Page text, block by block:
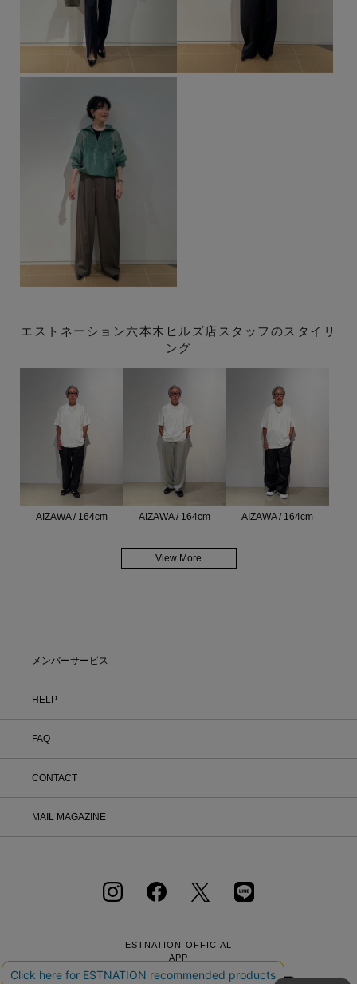
エストネーション六本木ヒルズ店スタッフのスタイリ
ング
AIZAWA / 164cm AIZAWA / 164cm AIZAWA / 164cm
View More
メンバーサービス
HELP
FAQ
CONTACT
MAIL MAGAZINE
ESTNATION OFFICIAL
APP